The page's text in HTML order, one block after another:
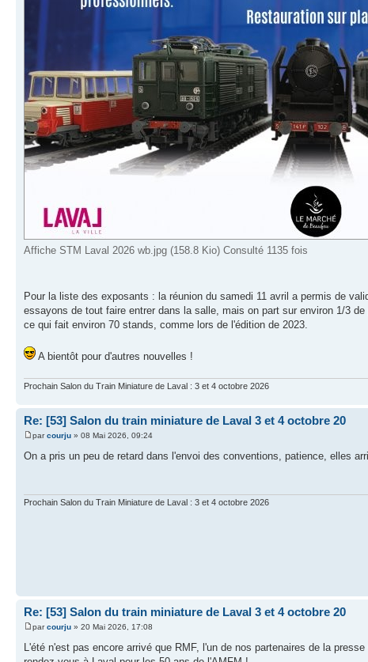
Affiche STM Laval 2026 wb.jpg (158.8 Kio) Consulté 1135 fois
Pour la liste des exposants : la réunion du samedi 11 avril a permis de
essayons de tout faire entrer dans la salle, mais on part sur environ 1/3
ce qui fait environ 70 stands, comme lors de l'édition de 2023.
A bientôt pour d'autres nouvelles !
Prochain Salon du Train Miniature de Laval : 3 et 4 octobre 2026
Re: [53] Salon du train miniature de Laval 3 et 4 octobre 20
parcourju » 08 Mai 2026, 09:24
On a pris un peu de retard dans l'envoi des conventions, patience, elles
Prochain Salon du Train Miniature de Laval : 3 et 4 octobre 2026
Re: [53] Salon du train miniature de Laval 3 et 4 octobre 20
parcourju » 20 Mai 2026, 17:08
L'été n'est pas encore arrivé que RMF, l'un de nos partenaires de la